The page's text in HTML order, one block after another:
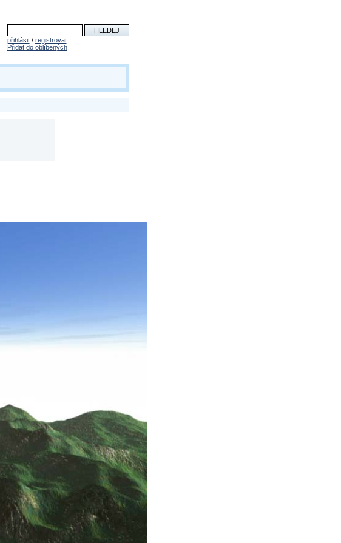
přihlásit/ registrovat
Přidat do oblíbených